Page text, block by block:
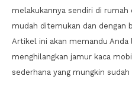
melakukannya sendiri di rumah
mudah ditemukan dan dengan
Artikel ini akan memandu Anda
menghilangkan jamur kaca
sederhana yang mungkin sudah